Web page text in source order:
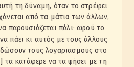
τη δύναμη, όταν το στρέφει
από τα μάτια των άλλων,
παρουσιάζεται πάλι· αφού το
πάει κι αυτός με τους άλλους
τους λογαριασμούς στο
τα κατάφερε να τα ψήσει με τη